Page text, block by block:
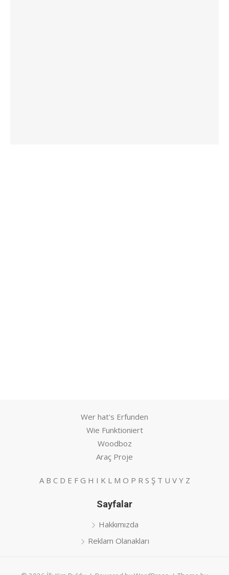
Wer hat's Erfunden
Wie Funktioniert
Woodboz
Araç Proje
A B C D E F G H I K L M O P R S Ş T U V Y Z
Sayfalar
Hakkımızda
Reklam Olanakları